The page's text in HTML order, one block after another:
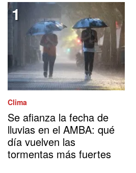
Clima
Se afianza la fecha de
lluvias en el AMBA: qué
día vuelven las
tormentas más fuertes